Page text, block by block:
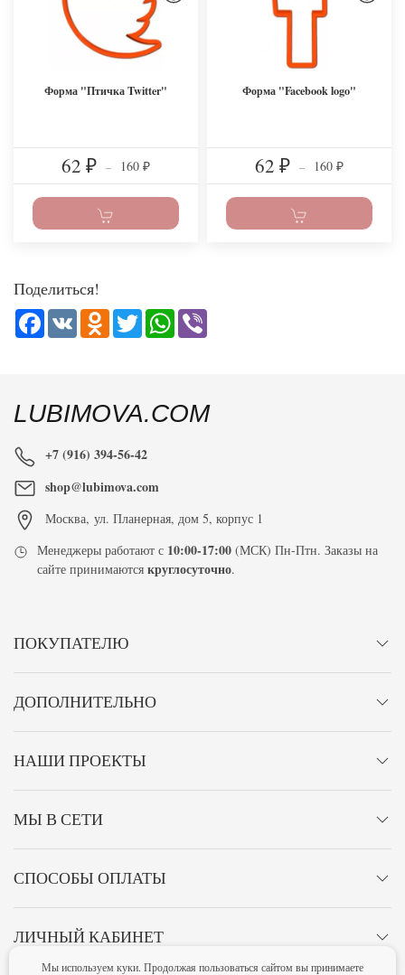
Форма "Птичка Twitter"
62 ₽ – 160 ₽
Форма "Facebook logo"
62 ₽ – 160 ₽
Поделиться!
Facebook
VK Odnoklassniki
TwitterWhatsApp
LUBIMOVA.COM
+7 (916) 394-56-42
shop@lubimova.com
Москва, ул. Планерная, дом 5, корпус 1
Менеджеры работают с 10:00-17:00 (МСК) Пн-Птн. Заказы на
сайте принимаютсякруглосуточно.
ПОКУПАТЕЛЮ
ДОПОЛНИТЕЛЬНО
НАШИ ПРОЕКТЫ
МЫ В СЕТИ
СПОСОБЫ ОПЛАТЫ
ЛИЧНЫЙ КАБИНЕТ
Мы используем куки. Продолжая пользоваться сайтом вы принимаете